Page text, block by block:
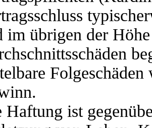
im übrigen der
Folgeschäden
Haftung ist